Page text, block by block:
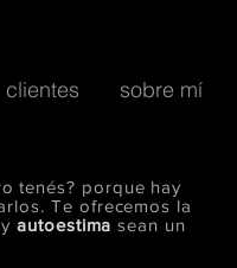
clientes sobre mí
tenés? porque hay
Te ofrecemos la
y autoestima sean un